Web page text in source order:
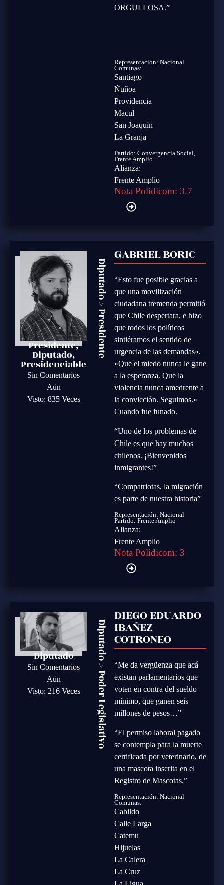
ORGULLOSA.”
Representación: Nacional
Comunas:
Santiago
Ñuñoa
Providencia
Macul
San Joaquín
La Granja
Partido: Convergencia Social,
Frente Amplio
Alianza:
Frente Amplio
Nota Polidicom: 3.7
Presidente,
Diputado,
Presidenciable
Sin Comentarios
Aún
Visto: 835 Veces
Diputado
>
Presidente
GABRIEL BORIC
“Esto fue posible gracias a
que una movilización
ciudadana tremenda permitió
que Chile despertara, e hizo
que todos los políticos
sintiéramos el sentido de
urgencia de las demandas».
«Que el miedo nunca le gane
a la esperanza. Que la
violencia nunca amedrente a
la convicción. Seguimos.»
Cuando fue funado.
“Uno de los problemas de
Chile es que hay muchos
chilenos. ¡Bienvenidos
inmigrantes!”
“Compatriotas, la migración
es parte de nuestra historia”
Representación: Nacional
Partido: Frente Amplio
Alianza:
Frente Amplio
Nota Polidicom: 3
Diputado
Sin Comentarios
Aún
Visto: 216 Veces
Diputado
>
Poder Legislativo
DIEGO EDUARDO
IBAÑEZ
COTRONEO
“Me da vergüenza que acá
existan parlamentarios que
voten en contra del sueldo
mínimo, que ganen seis
millones de pesos…”
“El permiso laboral pagado
se contempla para la muerte
certificada por veterinario, de
una mascota inscrita en el
Registro de Mascotas.”
Representación: Nacional
Comunas:
Cabildo
Calle Larga
Catemu
Hijuelas
La Calera
La Cruz